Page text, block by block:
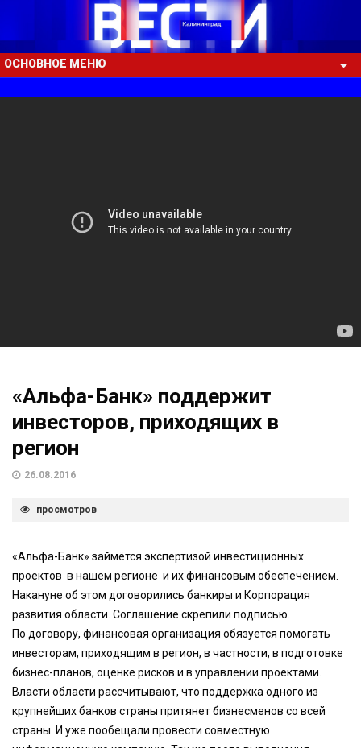
ОСНОВНОЕ МЕНЮ
«Альфа-Банк» поддержит
инвесторов, приходящих в
регион
26.08.2016
просмотров
«Альфа-Банк» займётся экспертизой инвестиционных
проектов в нашем регионе и их финансовым обеспечением.
Накануне об этом договорились банкиры и Корпорация
развития области. Соглашение скрепили подписью.
По договору, финансовая организация обязуется помогать
инвесторам, приходящим в регион, в частности, в подготовке
бизнес-планов, оценке рисков и в управлении проектами.
Власти области рассчитывают, что поддержка одного из
крупнейших банков страны притянет бизнесменов со всей
страны. И уже пообещали провести совместную